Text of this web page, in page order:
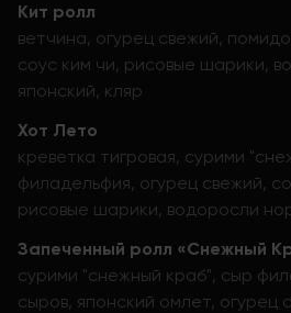
Кит ролл
ветчина, огурец свежий,
соус ким чи, рисовые шарики,
японский, кляр
Хот Лето
креветка тигровая, сурими
филадельфия, огурец свежий,
рисовые шарики, водоросли
Запеченный ролл «Снежный
сурими "снежный краб", сыр
сыров, японский омлет, огурец